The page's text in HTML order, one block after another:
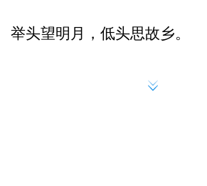
举头望明月，低头思故乡。